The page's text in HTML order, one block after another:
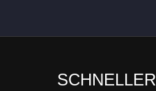
SCHNELLER